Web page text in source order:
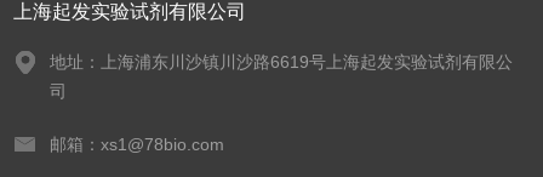
上海起发实验试剂有限公司
地址：上海浦东川沙镇川沙路6619号上海起发实验试剂有限公
司
邮箱：xs1@78bio.com